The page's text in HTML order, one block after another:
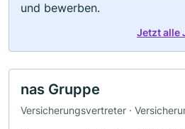
und bewerben.
Jetzt alle
nas Gruppe
Versicherungsvertreter ·